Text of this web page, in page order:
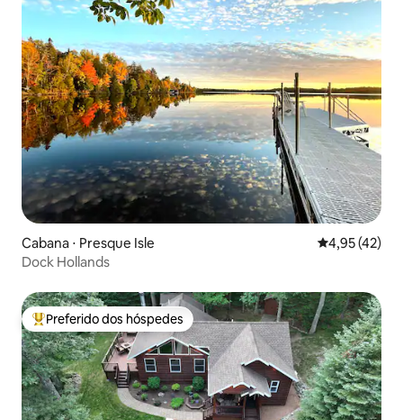
Cabana ⋅ Presque Isle 4,95 de uma
4,95 (42)
Dock Hollands
Entre os melhores preferidos dos hóspedes
Preferido dos hóspedes